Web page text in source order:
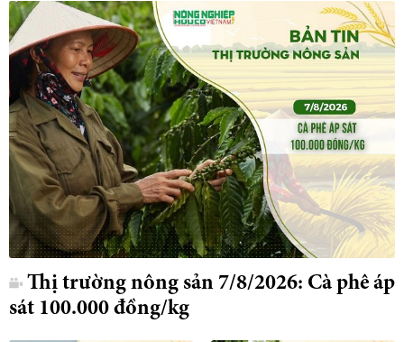
Thị trường nông sản 7/8/2026: Cà phê áp
sát 100.000 đồng/kg